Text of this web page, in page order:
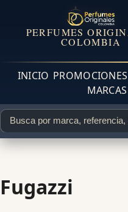
PERFUMES
COLOMBIA
INICIO PROMOCIONES
MARCAS
Fugazzi